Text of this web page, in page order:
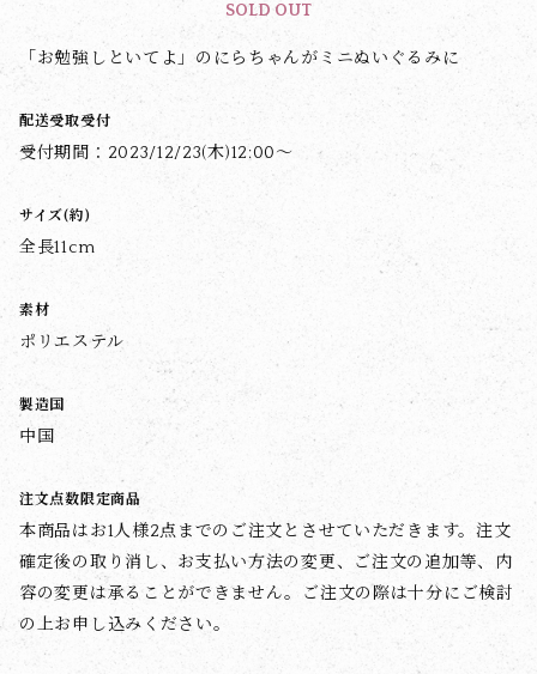
SOLD OUT
「お勉強しといてよ」のにらちゃんがミニぬいぐるみに
配送受取受付
受付期間：2023/12/23(木)12:00～
サイズ(約)
全長11cm
素材
ポリエステル
製造国
中国
注文点数限定商品
本商品はお1人様2点までのご注文とさせていただきます。注文
確定後の取り消し、お支払い方法の変更、ご注文の追加等、内
容の変更は承ることができません。ご注文の際は十分にご検討
の上お申し込みください。